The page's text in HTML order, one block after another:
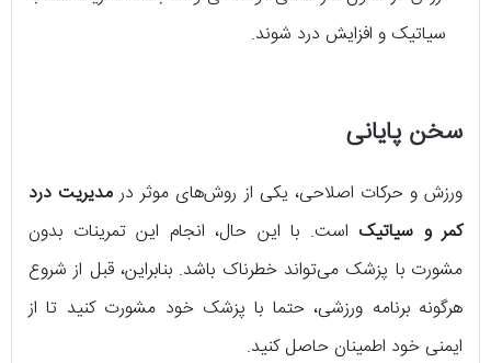
سیاتیک و افزایش درد شوند.
سخن پایانی
ورزش و حرکات اصلاحی، یکی از روش‌های موثر درمدیریت درد
کمر و سیاتیک است. با این حال، انجام این تمرینات بدون
مشورت با پزشک می‌تواند خطرناک باشد. بنابراین، قبل از شروع
هرگونه برنامه ورزشی، حتما با پزشک خود مشورت کنید تا از
ایمنی خود اطمینان حاصل کنید.